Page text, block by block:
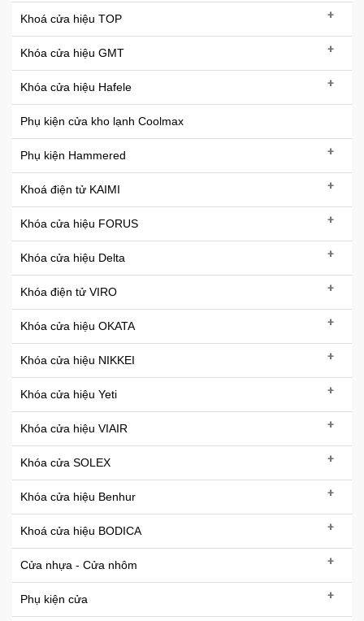
Khoá cửa hiệu TOP +
Khóa cửa hiệu GMT +
Khóa cửa hiệu Hafele +
Phụ kiện cửa kho lạnh Coolmax
Phụ kiện Hammered +
Khoá điện tử KAIMI +
Khóa cửa hiệu FORUS +
Khóa cửa hiệu Delta +
Khóa điện tử VIRO +
Khóa cửa hiệu OKATA +
Khóa cửa hiệu NIKKEI +
Khóa cửa hiệu Yeti +
Khóa cửa hiệu VIAIR +
Khóa cửa SOLEX +
Khóa cửa hiệu Benhur +
Khoá cửa hiệu BODICA +
Cửa nhựa - Cửa nhôm +
Phụ kiện cửa +